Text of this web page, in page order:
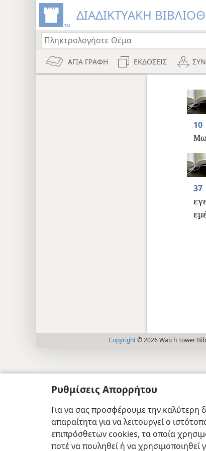
Ρυθμίσεις Απορρήτου
Για να σας προσφέρουμε την καλύτερη
απαραίτητα για να λειτουργεί ο
επιπρόσθετων cookies, τα οποία
ποτέ να πουληθεί ή να χρησιμοποιηθεί
ΔΙΑΔΙΚΤΥΑΚΗ
ΑΓΙΑ ΓΡΑΦΗ ΕΚΔΟΣΕΙΣ
10
37
Copyright© 2026 Watch Tower